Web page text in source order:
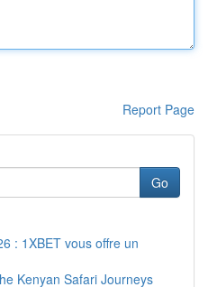
Report Page
Go
: 1XBET vous offre un
Kenyan Safari Journeys